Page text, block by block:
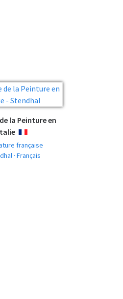
la Peinture en
française
· Français